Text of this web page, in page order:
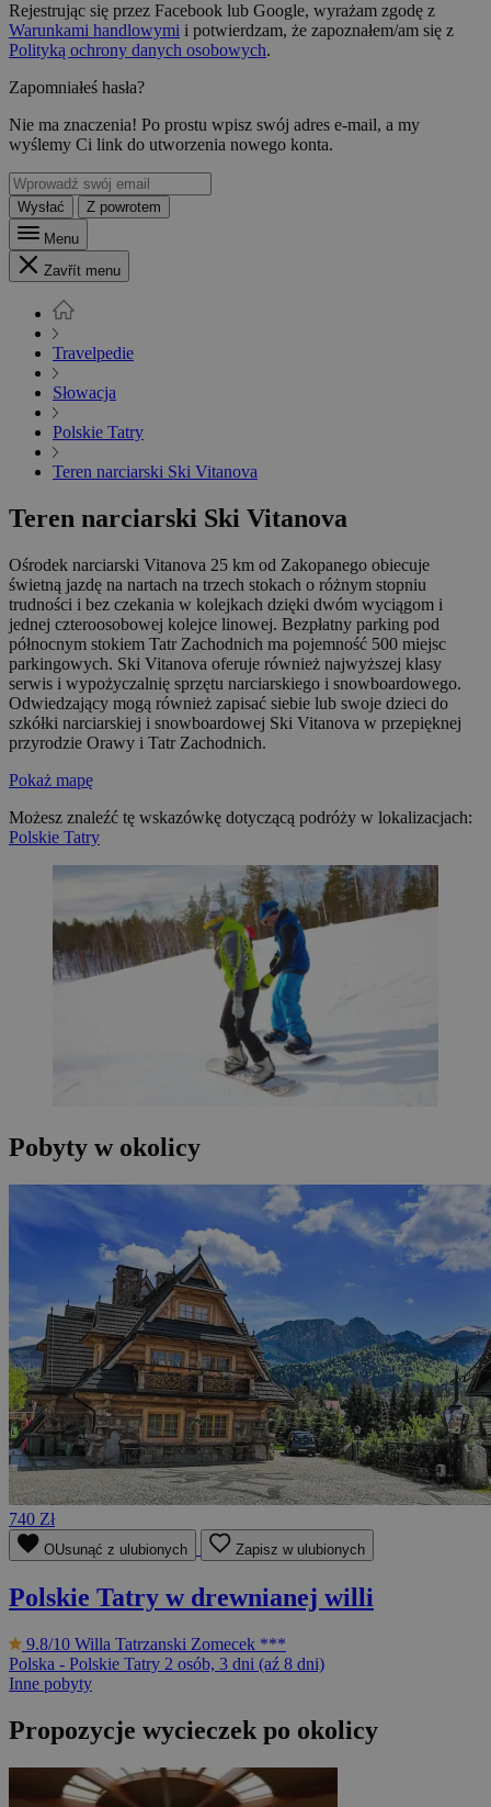
Rejestrując się przez Facebook lub Google, wyrażam zgodę z
Warunkami handlowymi i potwierdzam, że zapoznałem/am się z
Polityką ochrony danych osobowych.
Zapomniałeś hasła?
Nie ma znaczenia! Po prostu wpisz swój adres e-mail, a my
wyślemy Ci link do utworzenia nowego konta.
Wysłać
Z powrotem
Menu
Zavřít menu
Travelpedie
Słowacja
Polskie Tatry
Teren narciarski Ski Vitanova
Teren narciarski Ski Vitanova
Ośrodek narciarski Vitanova 25 km od Zakopanego obiecuje
świetną jazdę na nartach na trzech stokach o różnym stopniu
trudności i bez czekania w kolejkach dzięki dwóm wyciągom i
jednej czteroosobowej kolejce linowej. Bezpłatny parking pod
północnym stokiem Tatr Zachodnich ma pojemność 500 miejsc
parkingowych. Ski Vitanova oferuje również najwyższej klasy
serwis i wypożyczalnię sprzętu narciarskiego i snowboardowego.
Odwiedzający mogą również zapisać siebie lub swoje dzieci do
szkółki narciarskiej i snowboardowej Ski Vitanova w przepięknej
przyrodzie Orawy i Tatr Zachodnich.
Pokaż mapę
Możesz znaleźć tę wskazówkę dotyczącą podróży w lokalizacjach:
Polskie Tatry
Pobyty w okolicy
740 Zł
OUsunąć z ulubionych Zapisz w ulubionych
Polskie Tatry w drewnianej willi
9.8/10 Willa Tatrzanski Zomecek ***
Polska - Polskie Tatry 2 osób, 3 dni (aź 8 dni)
Inne pobyty
Propozycje wycieczek po okolicy